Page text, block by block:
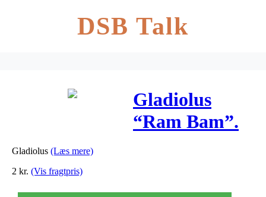
DSB Talk
Gladiolus
“Ram Bam”.
Gladiolus (Læs mere)
2 kr. (Vis fragtpris)